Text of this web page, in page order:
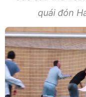
quái đón